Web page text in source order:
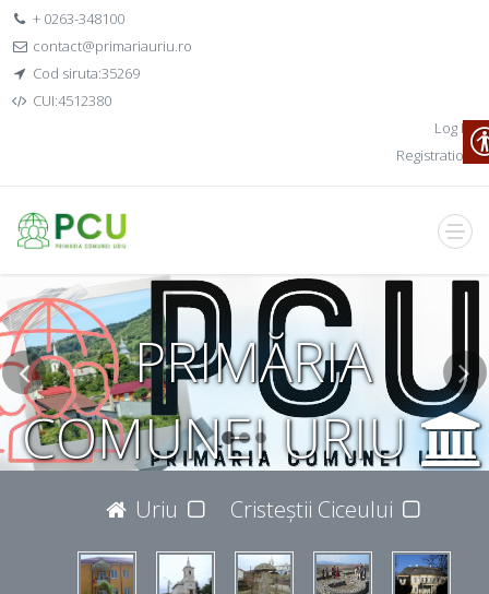
+ 0263-348100
contact@primariauriu.ro
Cod siruta:35269
CUI:4512380
Log In
Registration
PRIMĂRIA
COMUNEI URIU
JUDEȚUL BISTRIȚA-NĂSĂUD 427365
Uriu Cristeștii Ciceului